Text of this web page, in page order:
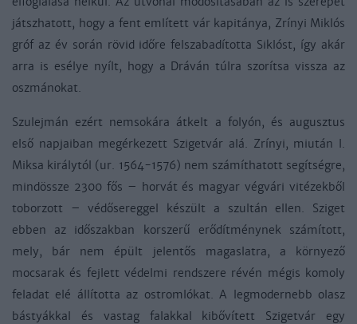
játszhatott, hogy a fent említett vár kapitánya, Zrínyi Miklós
gróf az év során rövid időre felszabadította Siklóst, így akár
arra is esélye nyílt, hogy a Dráván túlra szorítsa vissza az
oszmánokat.
Szulejmán ezért nemsokára átkelt a folyón, és augusztus
első napjaiban megérkezett Szigetvár alá. Zrínyi, miután I.
Miksa királytól (ur. 1564-1576) nem számíthatott segítségre,
mindössze 2300 fős – horvát és magyar végvári vitézekből
toborzott – védősereggel készült a szultán ellen. Sziget
ebben az időszakban korszerű erődítménynek számított,
mely, bár nem épült jelentős magaslatra, a környező
mocsarak és fejlett védelmi rendszere révén mégis komoly
feladat elé állította az ostromlókat. A legmodernebb olasz
bástyákkal és vastag falakkal kibővített Szigetvár egy